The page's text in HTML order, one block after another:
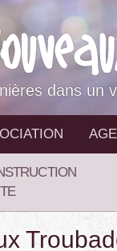
dans un